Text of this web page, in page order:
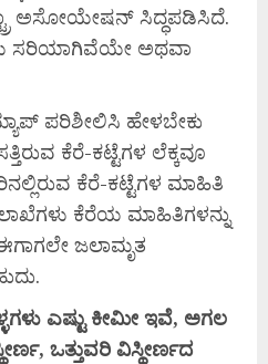
ಅಸೋಯೇಷನ್ ಸಿದ್ಧಪಡಿಸಿದೆ.
ಸರಿಯಾಗಿವೆಯೇ ಅಥವಾ
ಪರಿಶೀಲಿಸಿ ಹೇಳಬೇಕು
ಕೆರೆ-ಕಟ್ಟೆಗಳ ಲೆಕ್ಕವೂ
ಕೆರೆ-ಕಟ್ಟೆಗಳ ಮಾಹಿತಿ
ಕೆರೆಯ ಮಾಹಿತಿಗಳನ್ನು
ಜಲಾಮೃತ
ಎಷ್ಟು ಕೀಮೀ ಇವೆ, ಅಗಲ
ಒತ್ತುವರಿ ವಿಸ್ಥೀರ್ಣದ